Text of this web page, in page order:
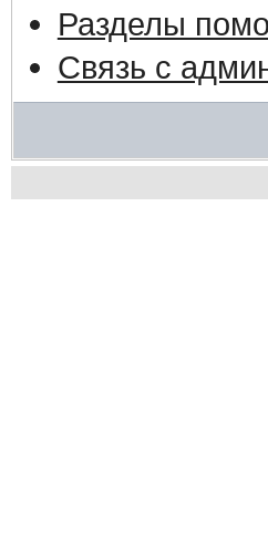
Разделы
Связь с